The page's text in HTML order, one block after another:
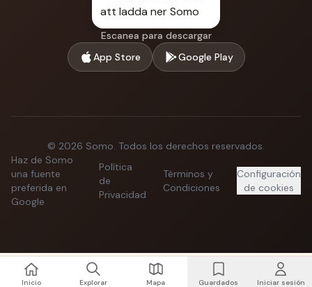
Escanea para descargar
App Store
Google Play
© 2026 Somo. Todos los derechos reservados.
Haz de Somo
una fuente
preferida en
Google
Política
de
Privacidad
Términos y
Condiciones
Configuración
de cookies
Inicio Explorar Mapa Guardados Iniciar sesión